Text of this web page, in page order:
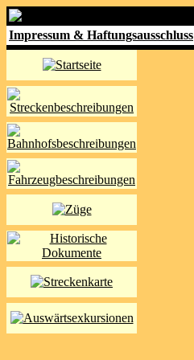
Impressum & Haftungsausschluss